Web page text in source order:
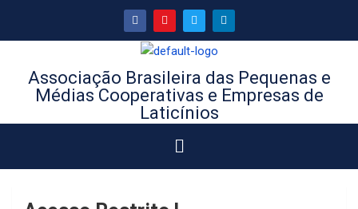
Associação Brasileira das Pequenas e
Médias Cooperativas e Empresas de
Laticínios